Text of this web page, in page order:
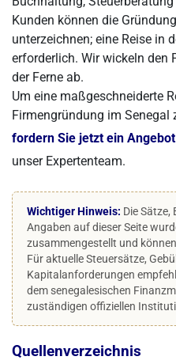
Kunden können die
unterzeichnen; eine Reise in
erforderlich. Wir wickeln den
der Ferne ab.
Um eine maßgeschneiderte
Firmengründung im Senegal
fordern Sie jetzt ein
unser Expertenteam.
Wichtiger Hinweis: Die
Angaben auf dieser Seite
zusammengestellt und
Für aktuelle Steuersätze,
Kapitalanforderungen
dem senegalesischen
zuständigen offiziellen
Quellenverzeichnis